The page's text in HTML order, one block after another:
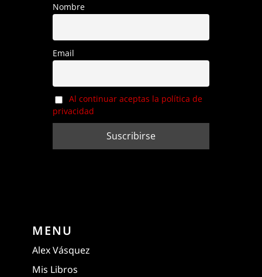
Nombre
Email
Al continuar aceptas la política de
privacidad
MENU
Alex Vásquez
Mis Libros